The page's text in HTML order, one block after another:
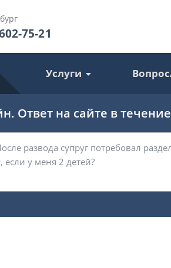
75-21
Услуги
Ответ на сайте в